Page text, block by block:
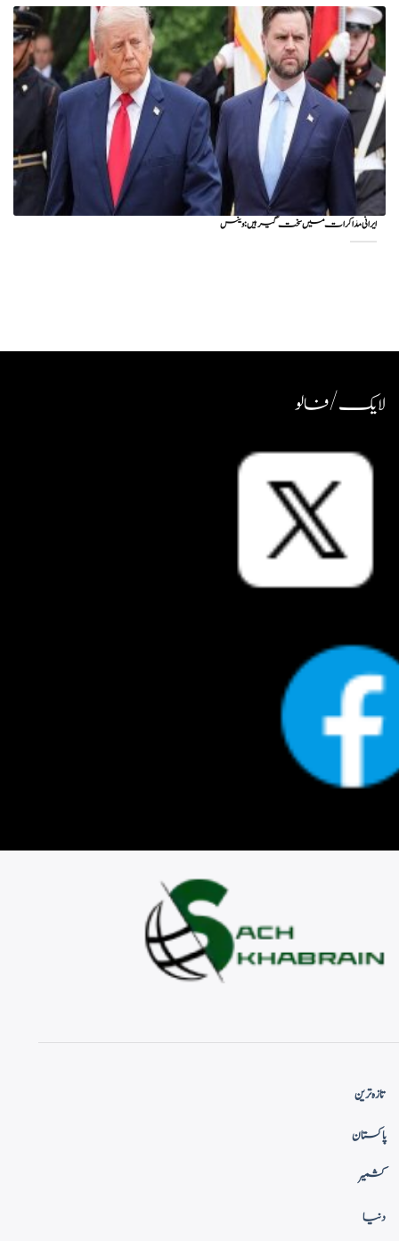
ایرانی مذاکرات میں سخت گیر ہیں: وینس
لایک / فالو
تازہ ترین
پاکستان
کشمیر
دنیا